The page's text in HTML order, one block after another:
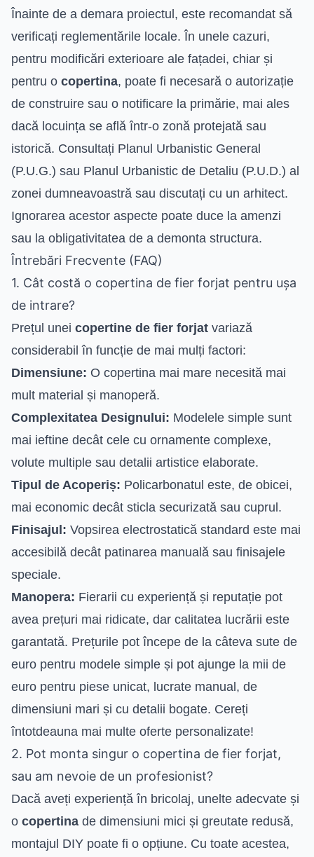
Înainte de a demara proiectul, este recomandat să
verificați reglementările locale. În unele cazuri,
pentru modificări exterioare ale fațadei, chiar și
pentru o copertina, poate fi necesară o autorizație
de construire sau o notificare la primărie, mai ales
dacă locuința se află într-o zonă protejată sau
istorică. Consultați Planul Urbanistic General
(P.U.G.) sau Planul Urbanistic de Detaliu (P.U.D.) al
zonei dumneavoastră sau discutați cu un arhitect.
Ignorarea acestor aspecte poate duce la amenzi
sau la obligativitatea de a demonta structura.
Întrebări Frecvente (FAQ)
1. Cât costă o copertina de fier forjat pentru ușa
de intrare?
Prețul unei copertine de fier forjat variază
considerabil în funcție de mai mulți factori:
Dimensiune: O copertina mai mare necesită mai
mult material și manoperă.
Complexitatea Designului: Modelele simple sunt
mai ieftine decât cele cu ornamente complexe,
volute multiple sau detalii artistice elaborate.
Tipul de Acoperiș: Policarbonatul este, de obicei,
mai economic decât sticla securizată sau cuprul.
Finisajul: Vopsirea electrostatică standard este mai
accesibilă decât patinarea manuală sau finisajele
speciale.
Manopera: Fierarii cu experiență și reputație pot
avea prețuri mai ridicate, dar calitatea lucrării este
garantată. Prețurile pot începe de la câteva sute de
euro pentru modele simple și pot ajunge la mii de
euro pentru piese unicat, lucrate manual, de
dimensiuni mari și cu detalii bogate. Cereți
întotdeauna mai multe oferte personalizate!
2. Pot monta singur o copertina de fier forjat,
sau am nevoie de un profesionist?
Dacă aveți experiență în bricolaj, unelte adecvate și
o copertina de dimensiuni mici și greutate redusă,
montajul DIY poate fi o opțiune. Cu toate acestea,